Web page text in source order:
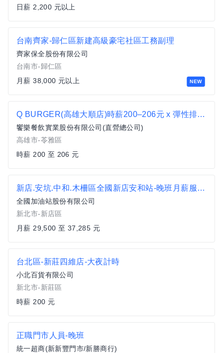
日薪 2,200 元以上
NEW
台南齊家-歸仁區新建高級豪宅社區工務副理
齊家保全股份有限公司
台南市-歸仁區
月薪 38,000 元以上
Q BURGER(高雄大順店)時薪200–206元 x 彈性排班 x 雙週發薪快又讚
饗樂餐飲實業股份有限公司(直營總公司)
高雄市-苓雅區
時薪 200 至 206 元
新店.安坑.中和.木柵區全國新店安和站-晚班月薪服務員
全國加油站股份有限公司
新北市-新店區
月薪 29,500 至 37,285 元
台北區-新莊四維店-大夜計時
小北百貨有限公司
新北市-新莊區
時薪 200 元
正職門市人員-晚班
統一超商(新新豐門市/新勝商行)